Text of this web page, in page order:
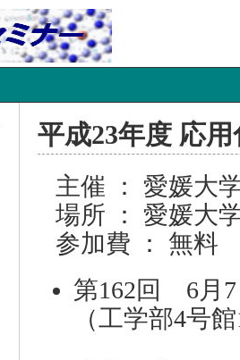
平成23年度 応
主催 ： 愛媛大
場所 ： 愛媛大
参加費 ： 無料
第162回 6月
（工学部4号